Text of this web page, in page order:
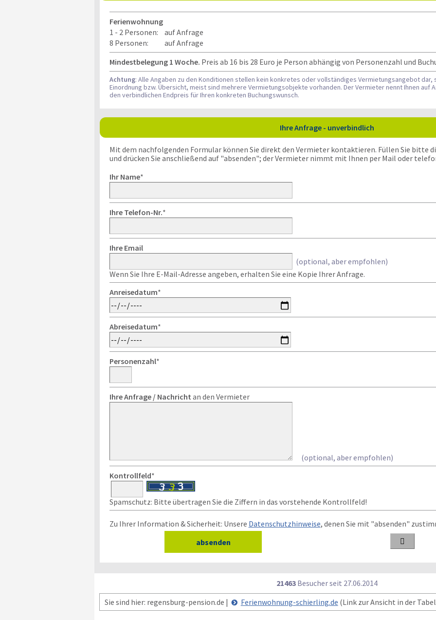
Ferienwohnung
1 - 2 Personen:
auf Anfrage
8 Personen:
auf Anfrage
Mindestbelegung 1 Woche. Preis ab 16 bis 28 Euro je Person abhängig von Personenzahl und
Achtung: Alle Angaben zu den Konditionen stellen kein konkretes oder vollständiges Vermietungsangebot
Einordnung bzw. Übersicht, meist sind mehrere Vermietungsobjekte vorhanden. Der Vermieter nennt Ihnen auf
den verbindlichen Endpreis für Ihren konkreten Buchungswunsch.
Ihre Anfrage - unverbindlich
Mit dem nachfolgenden Formular können Sie direkt den Vermieter kontaktieren. Füllen Sie bitte
und drücken Sie anschließend auf "absenden"; der Vermieter nimmt mit Ihnen per Mail oder
Ihr Name*
Ihre Telefon-Nr.*
Ihre Email
(optional, aber empfohlen)
Wenn Sie Ihre E-Mail-Adresse angeben, erhalten Sie eine Kopie Ihrer Anfrage.
Anreisedatum*
Abreisedatum*
Personenzahl*
Ihre Anfrage / Nachricht an den Vermieter
(optional, aber empfohlen)
Kontrollfeld*
Spamschutz: Bitte übertragen Sie die Ziffern in das vorstehende Kontrollfeld!
Zu Ihrer Information & Sicherheit: Unsere Datenschutzhinweise, denen Sie mit "absenden"

21463 Besucher seit 27.06.2014
Sie sind hier: regensburg-pension.de |
Ferienwohnung-schierling.de (Link zur Ansicht in der